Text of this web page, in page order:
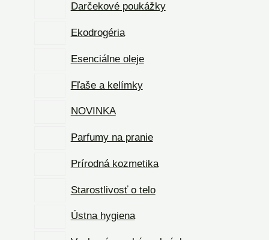
Darčekové poukážky
Ekodrogéria
Esenciálne oleje
Fľaše a kelímky
NOVINKA
Parfumy na pranie
Prírodná kozmetika
Starostlivosť o telo
Ústna hygiena